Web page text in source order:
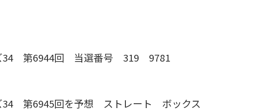
34 第6944回 当選番号 319 9781
34 第6945回を予想 ストレート ボックス